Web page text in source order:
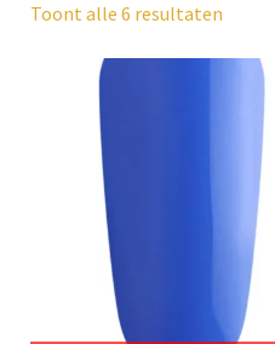
Toont alle 6 resultaten